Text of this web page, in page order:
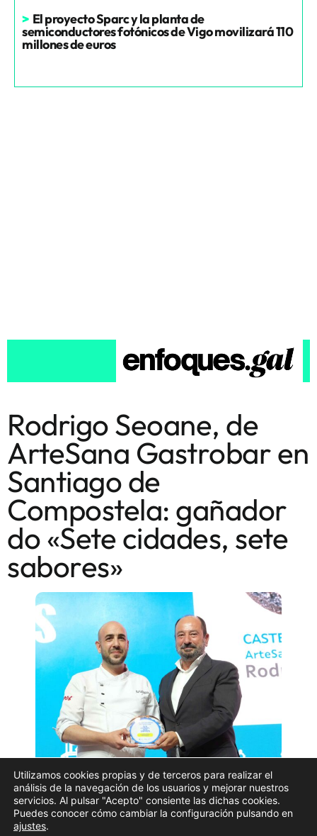
> El proyecto Sparc y la planta de
semiconductores fotónicos de Vigo movilizará 110
millones de euros
Rodrigo Seoane, de
ArteSana Gastrobar en
Santiago de
Compostela: gañador
do «Sete cidades, sete
sabores»
Este pasado martes, 30 de xuño, o concurso
Utilizamos cookies propias y de terceros para realizar el
análisis de la navegación de los usuarios y mejorar nuestros
servicios. Al pulsar "Acepto" consiente las dichas cookies.
Puedes conocer cómo cambiar la configuración pulsando en
ajustes.